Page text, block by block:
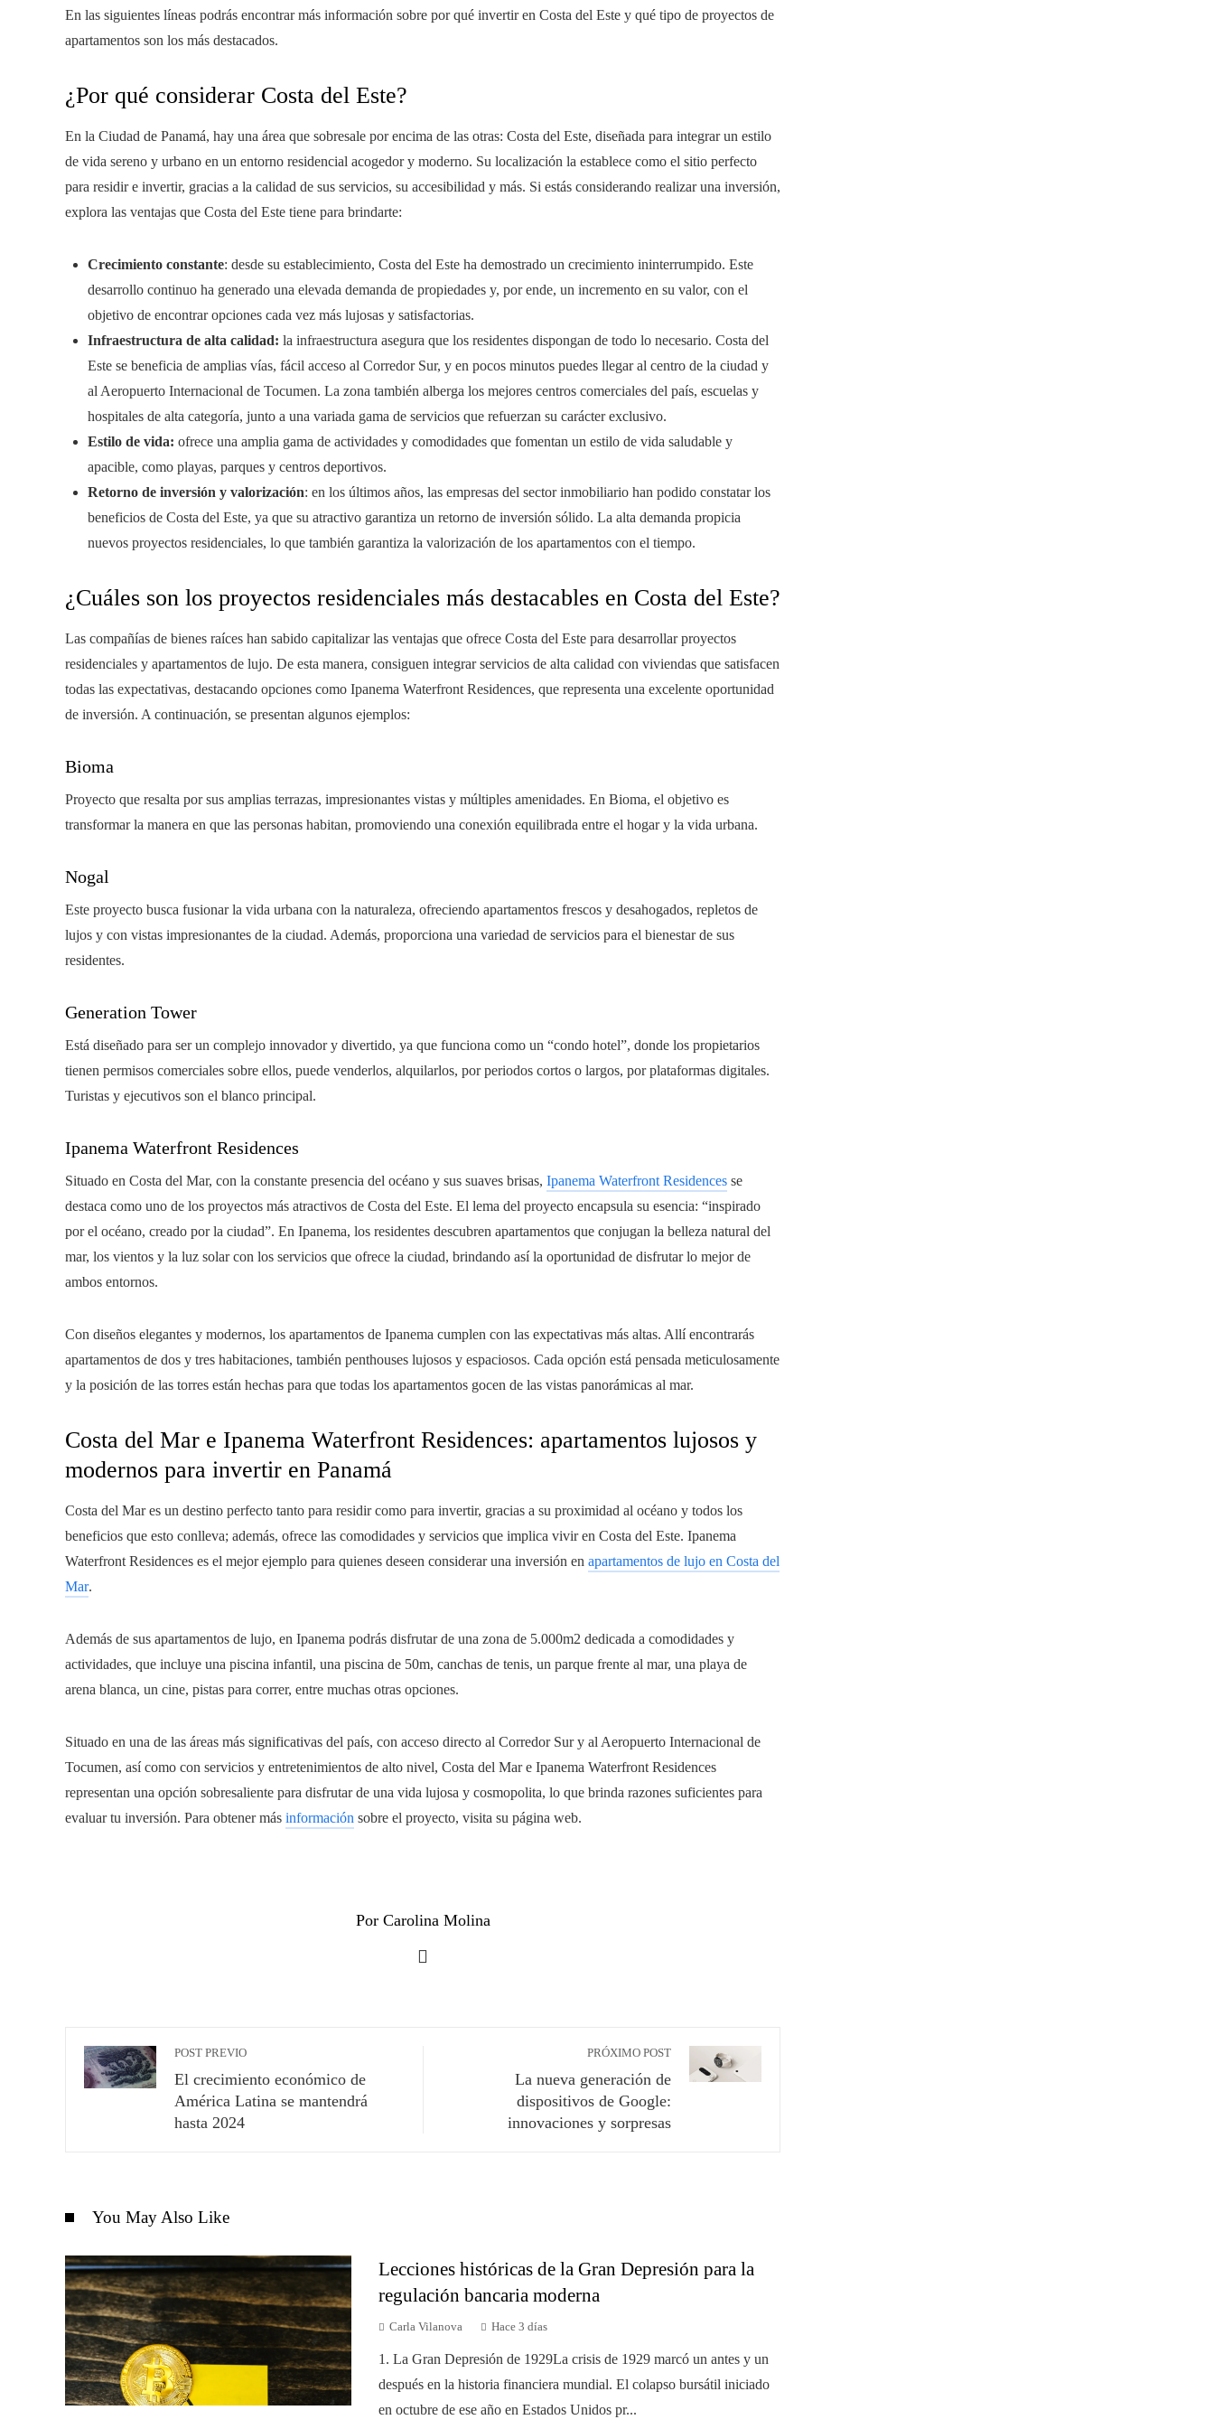
En las siguientes líneas podrás encontrar más información sobre por qué invertir en Costa del Este y qué tipo de proyectos de
apartamentos son los más destacados.
¿Por qué considerar Costa del Este?
En la Ciudad de Panamá, hay una área que sobresale por encima de las otras: Costa del Este, diseñada para integrar un estilo
de vida sereno y urbano en un entorno residencial acogedor y moderno. Su localización la establece como el sitio perfecto
para residir e invertir, gracias a la calidad de sus servicios, su accesibilidad y más. Si estás considerando realizar una inversión,
explora las ventajas que Costa del Este tiene para brindarte:
Crecimiento constante: desde su establecimiento, Costa del Este ha demostrado un crecimiento ininterrumpido. Este
desarrollo continuo ha generado una elevada demanda de propiedades y, por ende, un incremento en su valor, con el
objetivo de encontrar opciones cada vez más lujosas y satisfactorias.
Infraestructura de alta calidad: la infraestructura asegura que los residentes dispongan de todo lo necesario. Costa del
Este se beneficia de amplias vías, fácil acceso al Corredor Sur, y en pocos minutos puedes llegar al centro de la ciudad y
al Aeropuerto Internacional de Tocumen. La zona también alberga los mejores centros comerciales del país, escuelas y
hospitales de alta categoría, junto a una variada gama de servicios que refuerzan su carácter exclusivo.
Estilo de vida: ofrece una amplia gama de actividades y comodidades que fomentan un estilo de vida saludable y
apacible, como playas, parques y centros deportivos.
Retorno de inversión y valorización: en los últimos años, las empresas del sector inmobiliario han podido constatar los
beneficios de Costa del Este, ya que su atractivo garantiza un retorno de inversión sólido. La alta demanda propicia
nuevos proyectos residenciales, lo que también garantiza la valorización de los apartamentos con el tiempo.
¿Cuáles son los proyectos residenciales más destacables en Costa del Este?
Las compañías de bienes raíces han sabido capitalizar las ventajas que ofrece Costa del Este para desarrollar proyectos
residenciales y apartamentos de lujo. De esta manera, consiguen integrar servicios de alta calidad con viviendas que satisfacen
todas las expectativas, destacando opciones como Ipanema Waterfront Residences, que representa una excelente oportunidad
de inversión. A continuación, se presentan algunos ejemplos:
Bioma
Proyecto que resalta por sus amplias terrazas, impresionantes vistas y múltiples amenidades. En Bioma, el objetivo es
transformar la manera en que las personas habitan, promoviendo una conexión equilibrada entre el hogar y la vida urbana.
Nogal
Este proyecto busca fusionar la vida urbana con la naturaleza, ofreciendo apartamentos frescos y desahogados, repletos de
lujos y con vistas impresionantes de la ciudad. Además, proporciona una variedad de servicios para el bienestar de sus
residentes.
Generation Tower
Está diseñado para ser un complejo innovador y divertido, ya que funciona como un “condo hotel”, donde los propietarios
tienen permisos comerciales sobre ellos, puede venderlos, alquilarlos, por periodos cortos o largos, por plataformas digitales.
Turistas y ejecutivos son el blanco principal.
Ipanema Waterfront Residences
Situado en Costa del Mar, con la constante presencia del océano y sus suaves brisas, Ipanema Waterfront Residences se
destaca como uno de los proyectos más atractivos de Costa del Este. El lema del proyecto encapsula su esencia: “inspirado
por el océano, creado por la ciudad”. En Ipanema, los residentes descubren apartamentos que conjugan la belleza natural del
mar, los vientos y la luz solar con los servicios que ofrece la ciudad, brindando así la oportunidad de disfrutar lo mejor de
ambos entornos.
Con diseños elegantes y modernos, los apartamentos de Ipanema cumplen con las expectativas más altas. Allí encontrarás
apartamentos de dos y tres habitaciones, también penthouses lujosos y espaciosos. Cada opción está pensada meticulosamente
y la posición de las torres están hechas para que todas los apartamentos gocen de las vistas panorámicas al mar.
Costa del Mar e Ipanema Waterfront Residences: apartamentos lujosos y
modernos para invertir en Panamá
Costa del Mar es un destino perfecto tanto para residir como para invertir, gracias a su proximidad al océano y todos los
beneficios que esto conlleva; además, ofrece las comodidades y servicios que implica vivir en Costa del Este. Ipanema
Waterfront Residences es el mejor ejemplo para quienes deseen considerar una inversión en apartamentos de lujo en Costa del
Mar.
Además de sus apartamentos de lujo, en Ipanema podrás disfrutar de una zona de 5.000m2 dedicada a comodidades y
actividades, que incluye una piscina infantil, una piscina de 50m, canchas de tenis, un parque frente al mar, una playa de
arena blanca, un cine, pistas para correr, entre muchas otras opciones.
Situado en una de las áreas más significativas del país, con acceso directo al Corredor Sur y al Aeropuerto Internacional de
Tocumen, así como con servicios y entretenimientos de alto nivel, Costa del Mar e Ipanema Waterfront Residences
representan una opción sobresaliente para disfrutar de una vida lujosa y cosmopolita, lo que brinda razones suficientes para
evaluar tu inversión. Para obtener más información sobre el proyecto, visita su página web.
Por Carolina Molina
POST PREVIO
El crecimiento económico de
América Latina se mantendrá
hasta 2024
PRÓXIMO POST
La nueva generación de
dispositivos de Google:
innovaciones y sorpresas
You May Also Like
Lecciones históricas de la Gran Depresión para la
regulación bancaria moderna
Carla Vilanova Hace 3 días
1. La Gran Depresión de 1929La crisis de 1929 marcó un antes y un
después en la historia financiera mundial. El colapso bursátil iniciado
en octubre de ese año en Estados Unidos pr...